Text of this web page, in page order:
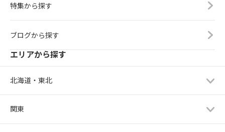
特集から探す
ブログから探す
エリアから探す
北海道・東北
関東